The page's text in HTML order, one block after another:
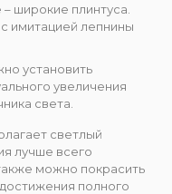
широкие плинтуса.
имитацией лепнины
установить
увеличения
света.
светлый
лучше всего
можно покрасить
полного